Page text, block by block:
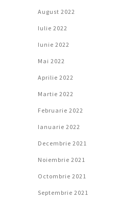
August 2022
Iulie 2022
Iunie 2022
Mai 2022
Aprilie 2022
Martie 2022
Februarie 2022
Ianuarie 2022
Decembrie 2021
Noiembrie 2021
Octombrie 2021
Septembrie 2021